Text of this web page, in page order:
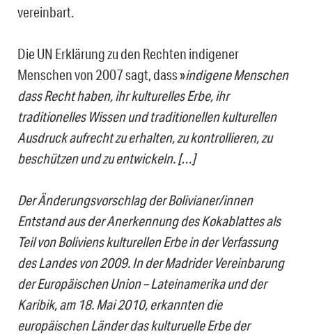
vereinbart.
Die UN Erklärung zu den Rechten indigener
Menschen von 2007 sagt, dass »indigene Menschen
dass Recht haben, ihr kulturelles Erbe, ihr
traditionelles Wissen und traditionellen kulturellen
Ausdruck aufrecht zu erhalten, zu kontrollieren, zu
beschützen und zu entwickeln. […]
Der Änderungsvorschlag der Bolivianer/innen
Entstand aus der Anerkennung des Kokablattes als
Teil von Boliviens kulturellen Erbe in der Verfassung
des Landes von 2009. In der Madrider Vereinbarung
der Europäischen Union – Lateinamerika und der
Karibik, am 18. Mai 2010, erkannten die
europäischen Länder das kulturuelle Erbe der